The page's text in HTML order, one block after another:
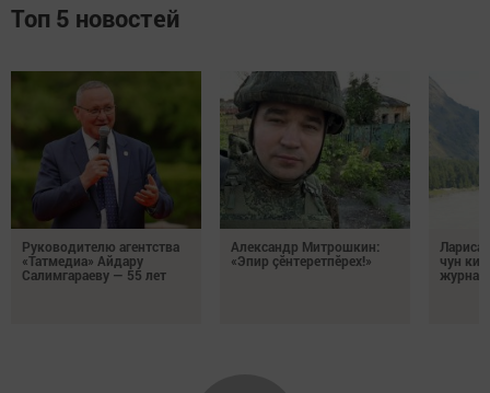
Топ 5 новостей
Руководителю агентства
«Татмедиа» Айдару
Салимгараеву — 55 лет
Александр Митрошкин:
«Эпир çӗнтеретпӗрех!»
Лариса
чун